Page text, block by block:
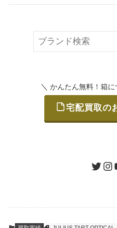
または梱包材不要の「
ご発送
査定結果のご
＼ かんたん無料！箱
宅配買取の
ツイッターインスタグラム